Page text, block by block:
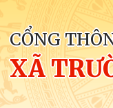
CỔNG
XÃ